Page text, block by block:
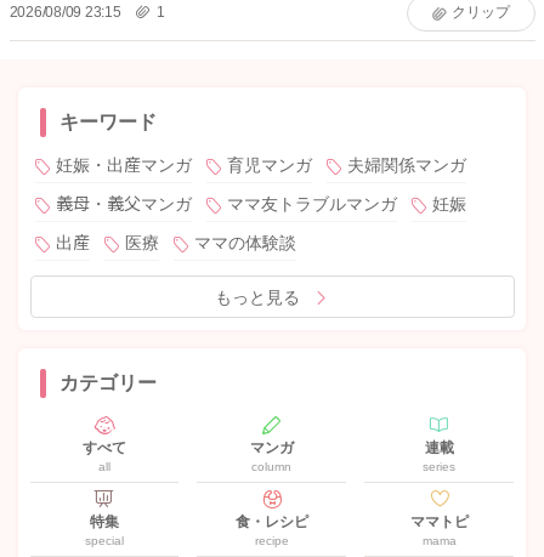
2026/08/09 23:15 1 クリップ
キーワード
妊娠・出産マンガ 育児マンガ
夫婦関係マンガ
義母・義父マンガ
ママ友トラブルマンガ
妊娠
出産
医療 ママの体験談
もっと見る
カテゴリー
すべて
all
マンガ
column
連載
series
特集
special
食・レシピ
recipe
ママトピ
mama